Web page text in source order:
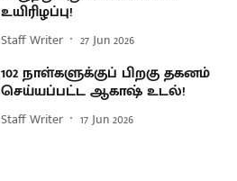
உயிரிழப்பு!
Staff Writer 27 Jun 2026
102 நாள்களுக்குப் பிறகு தகனம்
செய்யப்பட்ட ஆகாஷ் உடல்!
Staff Writer 17 Jun 2026